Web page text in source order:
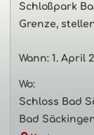
Schloßpark
Grenze,
Wann: 1. April
Wo:
Schloss Bad
Bad